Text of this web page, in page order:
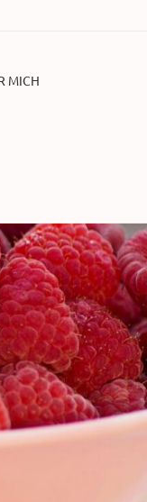
MICH